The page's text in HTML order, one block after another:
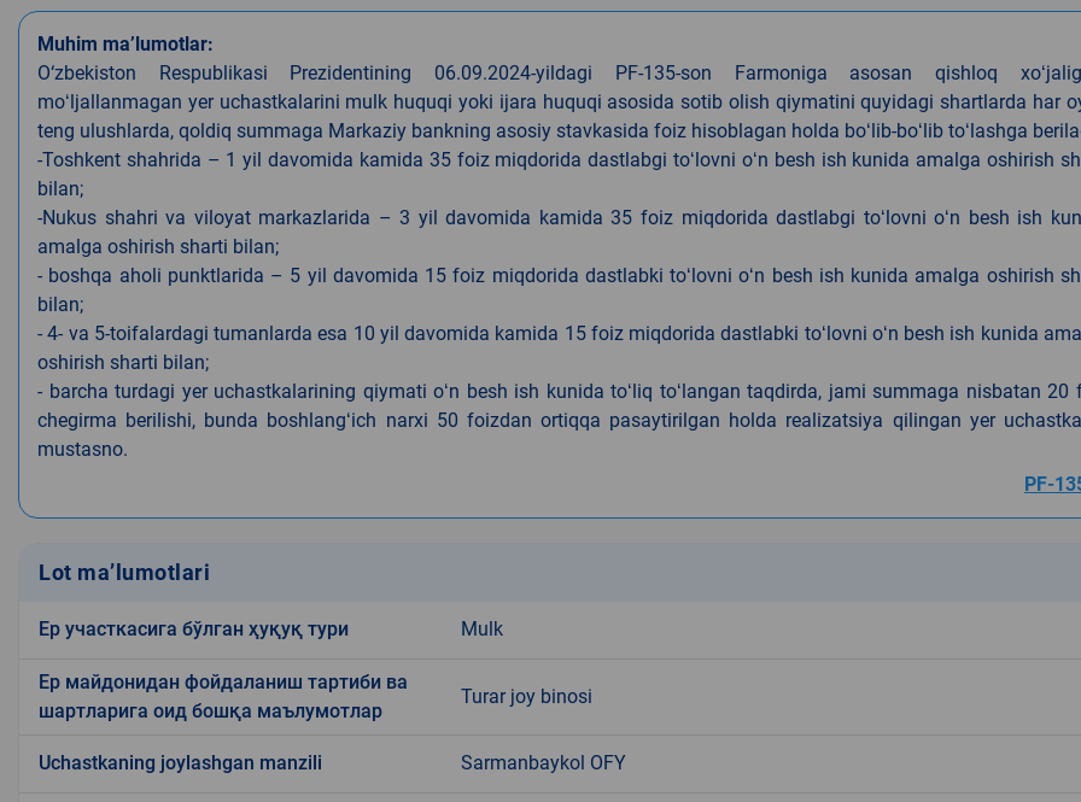
Muhim ma’lumotlar:
O‘zbekiston Respublikasi Prezidentining 06.09.2024-yildagi PF-135-son Farmoniga asosan qishloq
moʻljallanmagan yer uchastkalarini mulk huquqi yoki ijara huquqi asosida sotib olish qiymatini quyidagi shartlarda har
teng ulushlarda, qoldiq summaga Markaziy bankning asosiy stavkasida foiz hisoblagan holda boʻlib-boʻlib toʻlashga
-Toshkent shahrida – 1 yil davomida kamida 35 foiz miqdorida dastlabgi toʻlovni oʻn besh ish kunida amalga oshirish
bilan;
-Nukus shahri va viloyat markazlarida – 3 yil davomida kamida 35 foiz miqdorida dastlabgi toʻlovni oʻn besh ish
amalga oshirish sharti bilan;
- boshqa aholi punktlarida – 5 yil davomida 15 foiz miqdorida dastlabki toʻlovni oʻn besh ish kunida amalga oshirish
bilan;
- 4- va 5-toifalardagi tumanlarda esa 10 yil davomida kamida 15 foiz miqdorida dastlabki toʻlovni oʻn besh ish kunida
oshirish sharti bilan;
- barcha turdagi yer uchastkalarining qiymati oʻn besh ish kunida toʻliq toʻlangan taqdirda, jami summaga nisbatan 20
chegirma berilishi, bunda boshlangʻich narxi 50 foizdan ortiqqa pasaytirilgan holda realizatsiya qilingan yer
mustasno.
PF-
Lot ma’lumotlari
Ер участкасига бўлган ҳуқуқ тури Mulk
Ер майдонидан фойдаланиш тартиби ва
шартларига оид бошқа маълумотлар
Turar joy binosi
Uchastkaning joylashgan manzili Sarmanbaykol OFY